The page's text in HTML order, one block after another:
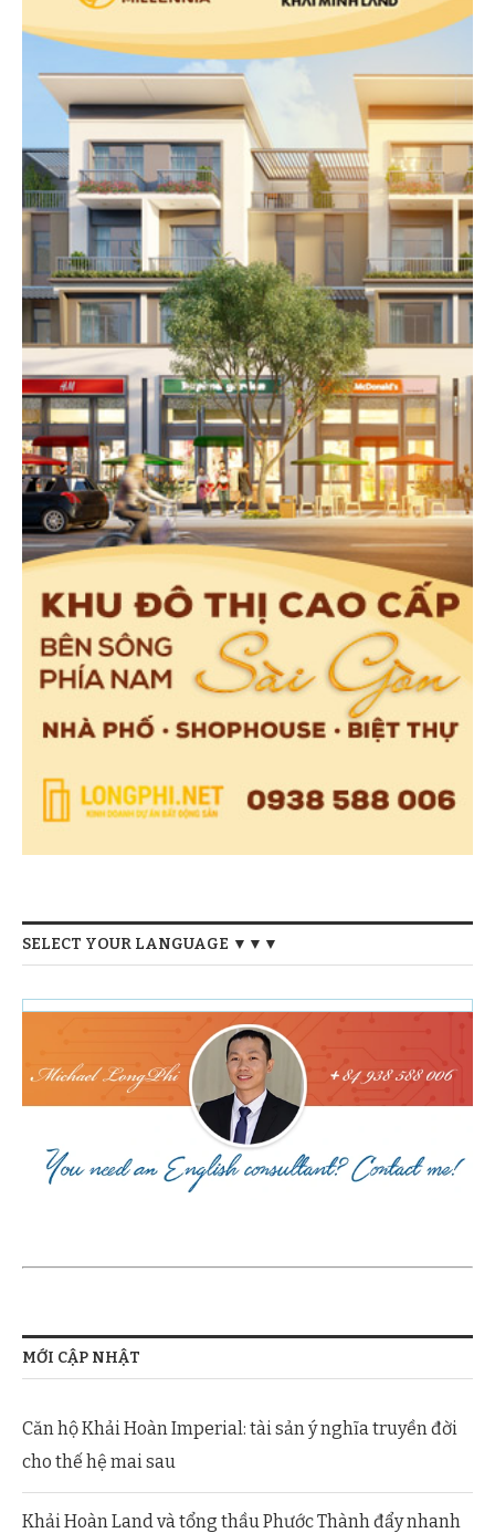
SELECT YOUR LANGUAGE ▼▼▼
MỚI CẬP NHẬT
Căn hộ Khải Hoàn Imperial: tài sản ý nghĩa truyền đời
cho thế hệ mai sau
Khải Hoàn Land và tổng thầu Phước Thành đẩy nhanh